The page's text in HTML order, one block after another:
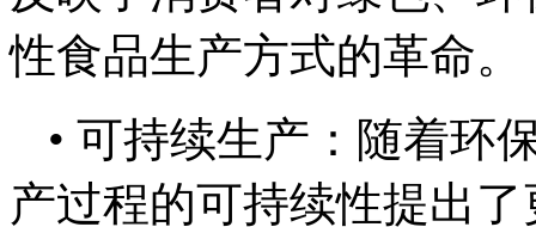
性食品生产方式的革命。
• 可持续生产：随着环
产过程的可持续性提出